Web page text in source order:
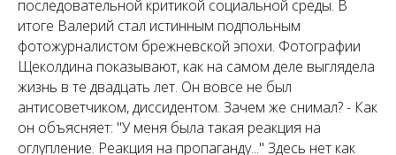
последовательной критикой социальной среды. В
итоге Валерий стал истинным подпольным
фотожурналистом брежневской эпохи. Фотографии
Щеколдина показывают, как на самом деле выглядела
жизнь в те двадцать лет. Он вовсе не был
антисоветчиком, диссидентом. Зачем же снимал? - Как
он объясняет: "У меня была такая реакция на
оглупление. Реакция на пропаганду..." Здесь нет как